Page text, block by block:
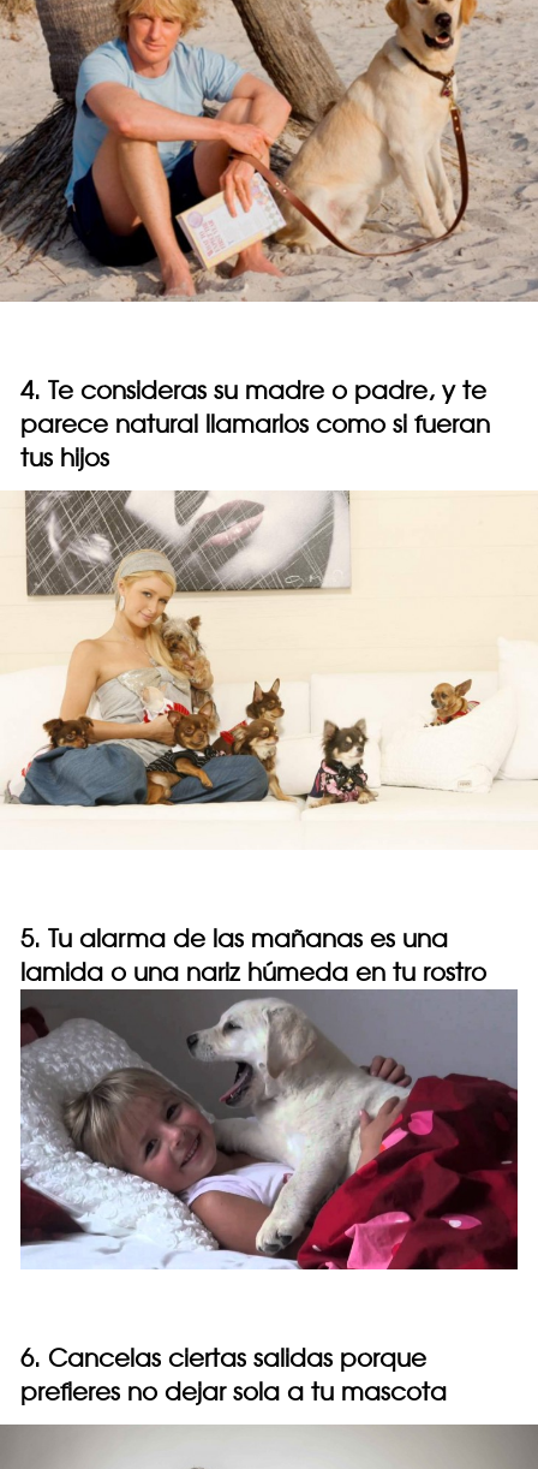
4. Te consideras su madre o padre, y te
parece natural llamarlos como si fueran
tus hijos
5. Tu alarma de las mañanas es una
lamida o una nariz húmeda en tu rostro
6. Cancelas ciertas salidas porque
prefieres no dejar sola a tu mascota